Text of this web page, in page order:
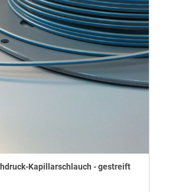
Kapillarschlauch - gestreift